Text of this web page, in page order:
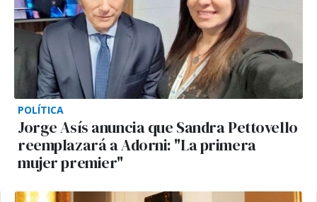
POLÍTICA
Jorge Asís anuncia que Sandra Pettovello
reemplazará a Adorni: "La primera
mujer premier"